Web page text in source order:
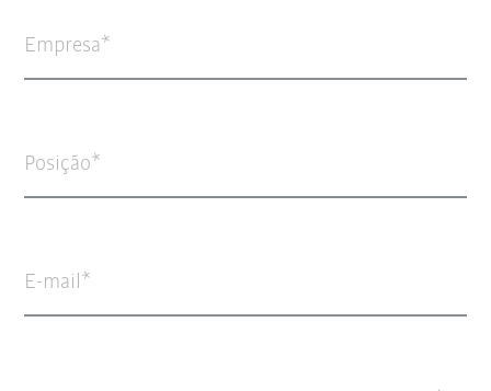
Empresa
Posição
E-mail